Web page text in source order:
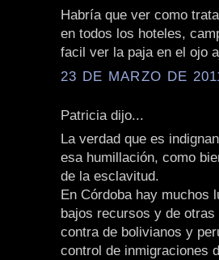
Habría que ver como
en todos los hoteles,
facil ver la paja en el ojo
23 DE MARZO DE
Patricia dijo...
La verdad que es
esa humillación, como
de la esclavitud.
En Córdoba hay muchos
bajos recursos y de
contra de bolivianos y
control de inmigraciones